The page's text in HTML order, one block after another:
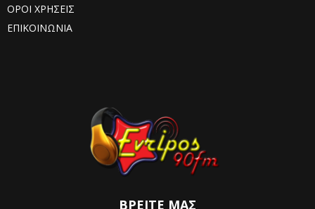
ΟΡΟΙ ΧΡΗΣΕΙΣ
ΕΠΙΚΟΙΝΩΝΙΑ
ΒΡΕΊΤΕ ΜΑΣ